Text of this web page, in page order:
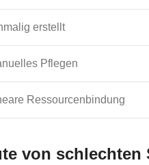
erstellt
Pflegen
Ressourcenbindung
von schlechten